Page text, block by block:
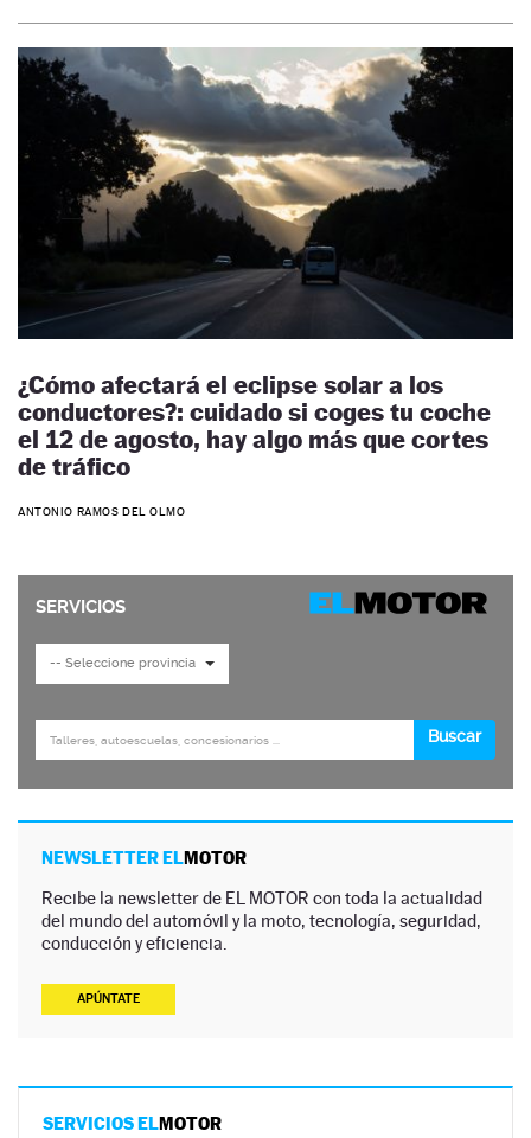
¿Cómo afectará el eclipse solar a los
conductores?: cuidado si coges tu coche
el 12 de agosto, hay algo más que cortes
de tráfico
ANTONIO RAMOS DEL OLMO
NEWSLETTER ELMOTOR
Recibe la newsletter de EL MOTOR con toda la actualidad
del mundo del automóvil y la moto, tecnología, seguridad,
conducción y eficiencia.
APÚNTATE
SERVICIOS ELMOTOR